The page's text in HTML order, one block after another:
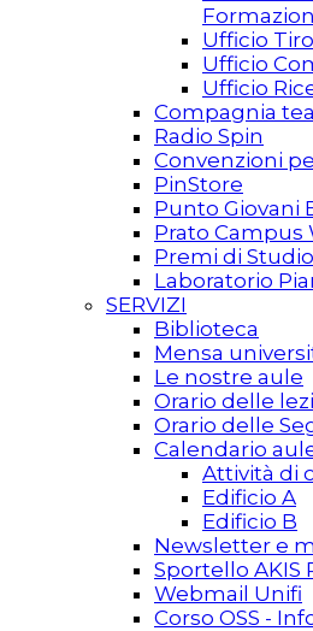
Ufficio
Ufficio
Ufficio
Compagnia
Radio Spin
Convenzioni
PinStore
Punto Giovani
Prato Campus
Premi di Studio
Laboratorio
SERVIZI
Biblioteca
Mensa
Le nostre aule
Orario delle
Orario delle
Calendario
Attività di
Edificio A
Edificio B
Newsletter e
Sportello AKIS
Webmail Unifi
Corso OSS -